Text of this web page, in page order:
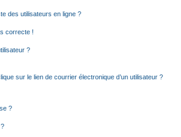
des utilisateurs en ligne ?
correcte !
?
sur le lien de courrier électronique d’un utilisateur ?
?